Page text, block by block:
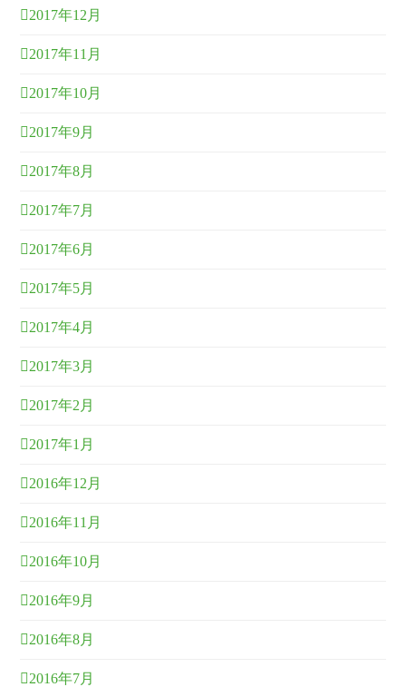
2017年12月
2017年11月
2017年10月
2017年9月
2017年8月
2017年7月
2017年6月
2017年5月
2017年4月
2017年3月
2017年2月
2017年1月
2016年12月
2016年11月
2016年10月
2016年9月
2016年8月
2016年7月